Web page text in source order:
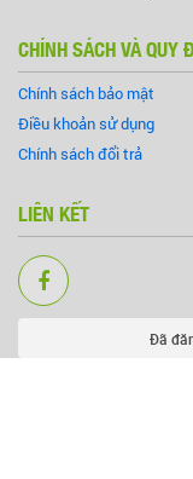
CHÍNH SÁCH VÀ QUY
Chính sách bảo mật
Điều khoản sử dụng
Chính sách đổi trả
LIÊN KẾT
Đã